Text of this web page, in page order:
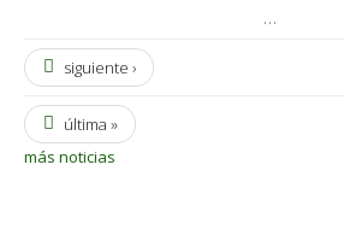
…
siguiente ›
última »
más noticias